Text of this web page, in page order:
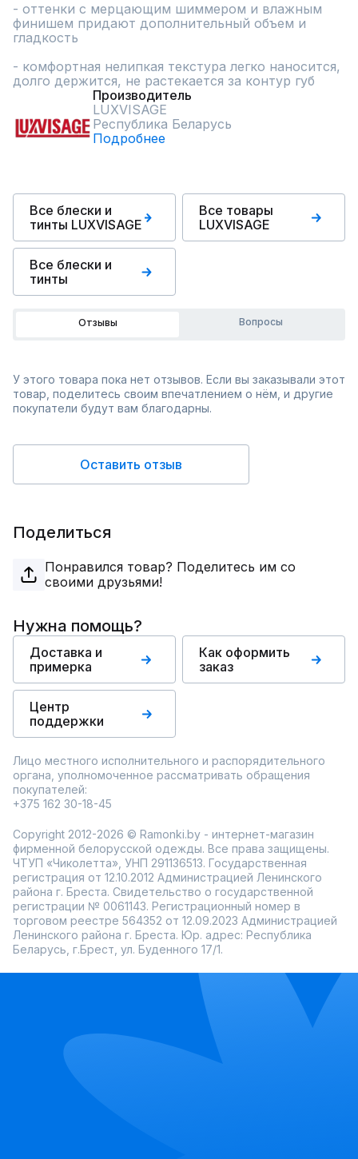
- оттенки с мерцающим шиммером и влажным
финишем придают дополнительный объем и
гладкость
- комфортная нелипкая текстура легко наносится,
долго держится, не растекается за контур губ
Производитель
LUXVISAGE
Республика Беларусь
Подробнее
Все блески и
тинты LUXVISAGE
Все товары
LUXVISAGE
Все блески и
тинты
Отзывы Вопросы
У этого товара пока нет отзывов. Если вы заказывали этот
товар, поделитесь своим впечатлением о нём, и другие
покупатели будут вам благодарны.
Оставить отзыв
Поделиться
Понравился товар? Поделитесь им со
своими друзьями!
Нужна помощь?
Доставка и
примерка
Как оформить
заказ
Центр
поддержки
Лицо местного исполнительного и распорядительного
органа, уполномоченное рассматривать обращения
покупателей:
+375 162 30-18-45
Copyright 2012-2026 © Ramonki.by - интернет-магазин
фирменной белорусской одежды. Все права защищены.
ЧТУП «Чиколетта», УНП 291136513. Государственная
регистрация от 12.10.2012 Администрацией Ленинского
района г. Бреста. Свидетельство о государственной
регистрации № 0061143. Регистрационный номер в
торговом реестре 564352 от 12.09.2023 Администрацией
Ленинского района г. Бреста. Юр. адрес: Республика
Беларусь, г.Брест, ул. Буденного 17/1.